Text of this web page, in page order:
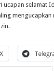
selamat
X